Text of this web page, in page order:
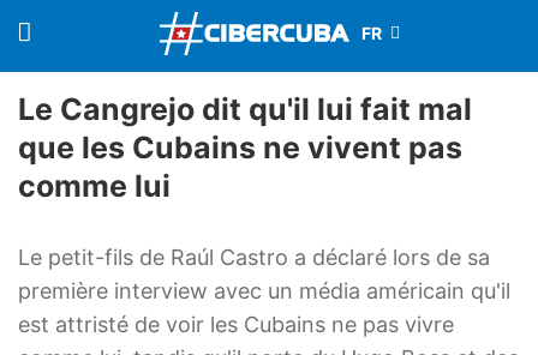
Le Cangrejo dit qu'il lui fait mal
que les Cubains ne vivent pas
comme lui
Le petit-fils de Raúl Castro a déclaré lors de sa
première interview avec un média américain qu'il
est attristé de voir les Cubains ne pas vivre